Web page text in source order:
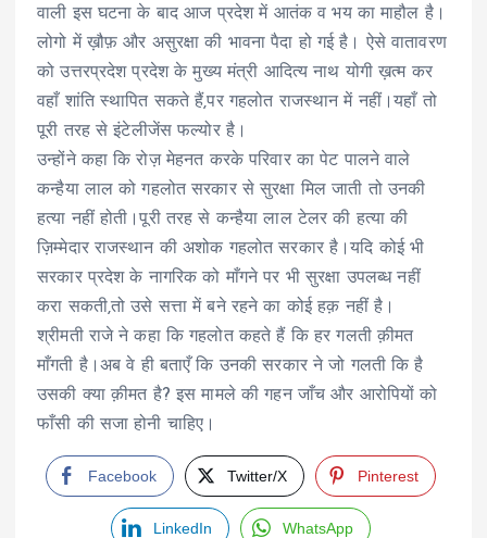
वाली इस घटना के बाद आज प्रदेश में आतंक व भय का माहौल है।
लोगो में ख़ौफ़ और असुरक्षा की भावना पैदा हो गई है। ऐसे वातावरण
को उत्तरप्रदेश प्रदेश के मुख्य मंत्री आदित्य नाथ योगी ख़त्म कर
वहाँ शांति स्थापित सकते हैं,पर गहलोत राजस्थान में नहीं।यहाँ तो
पूरी तरह से इंटेलीजेंस फल्योर है।
उन्होंने कहा कि रोज़ मेहनत करके परिवार का पेट पालने वाले
कन्हैया लाल को गहलोत सरकार से सुरक्षा मिल जाती तो उनकी
हत्या नहीं होती।पूरी तरह से कन्हैया लाल टेलर की हत्या की
ज़िम्मेदार राजस्थान की अशोक गहलोत सरकार है।यदि कोई भी
सरकार प्रदेश के नागरिक को माँगने पर भी सुरक्षा उपलब्ध नहीं
करा सकती,तो उसे सत्ता में बने रहने का कोई हक़ नहीं है।
श्रीमती राजे ने कहा कि गहलोत कहते हैं कि हर गलती क़ीमत
माँगती है।अब वे ही बताएँ कि उनकी सरकार ने जो गलती कि है
उसकी क्या क़ीमत है? इस मामले की गहन जाँच और आरोपियों को
फाँसी की सजा होनी चाहिए।
Facebook Twitter/X Pinterest
LinkedIn WhatsApp